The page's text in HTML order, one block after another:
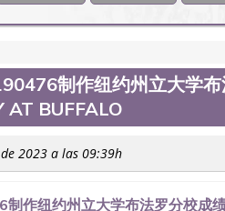
制作纽约州立大学
AT BUFFALO
de 2023 a las 09:39h
作纽约州立大学布法罗分校成